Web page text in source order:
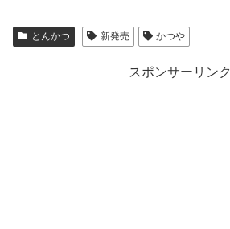
とんかつ 新発売 かつや
スポンサーリンク